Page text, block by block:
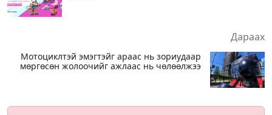
Дараах
Мотоциклтэй эмэгтэйг араас нь зориудаар
мөргөсөн жолоочийг ажлаас нь чөлөөлжээ